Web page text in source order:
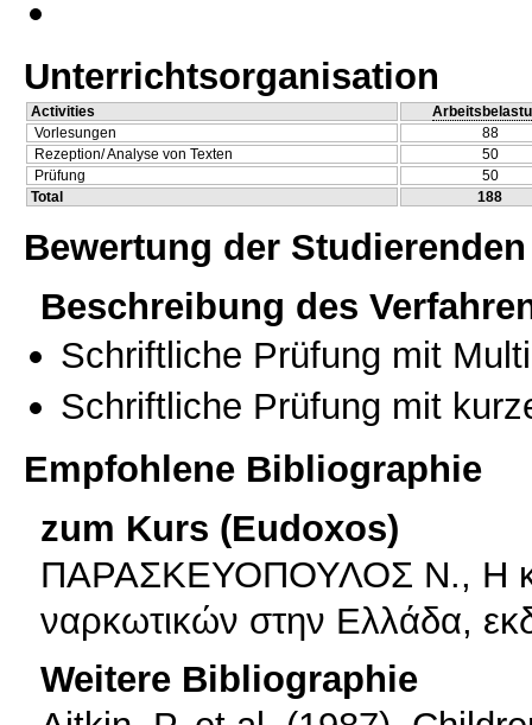
Unterrichtsorganisation
Activities
Vorlesungen
88
Rezeption/ Analyse von Texten
50
Prüfung
50
Total
188
Bewertung der Studierenden
Beschreibung des
Schriftliche Prüfung mit
Schriftliche Prüfung mit
Empfohlene Bibliographie
zum Kurs (Eudoxos)
ΠΑΡΑΣΚΕΥΟΠΟΥΛΟΣ Ν., Η
ναρκωτικών στην Ελλάδα,
Weitere Bibliographie